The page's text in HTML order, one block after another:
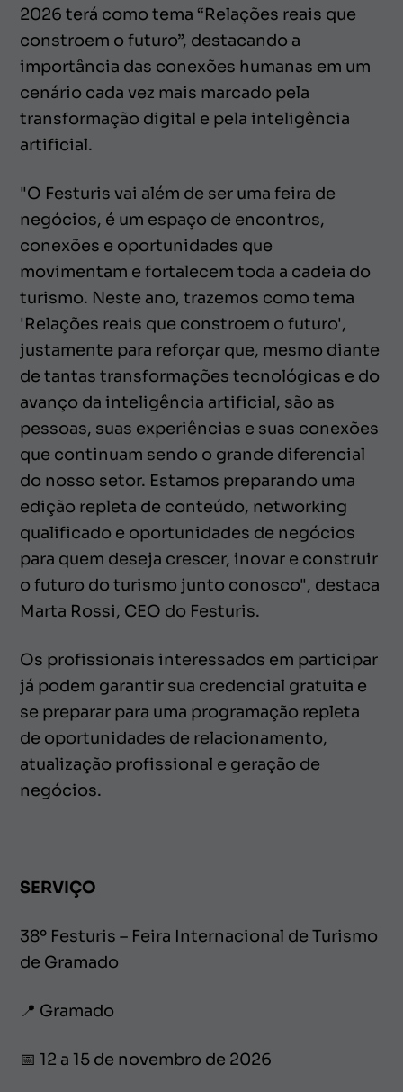
2026 terá como tema “Relações reais que
constroem o futuro”, destacando a
importância das conexões humanas em um
cenário cada vez mais marcado pela
transformação digital e pela inteligência
artificial.
"O Festuris vai além de ser uma feira de
negócios, é um espaço de encontros,
conexões e oportunidades que
movimentam e fortalecem toda a cadeia do
turismo. Neste ano, trazemos como tema
'Relações reais que constroem o futuro',
justamente para reforçar que, mesmo diante
de tantas transformações tecnológicas e do
avanço da inteligência artificial, são as
pessoas, suas experiências e suas conexões
que continuam sendo o grande diferencial
do nosso setor. Estamos preparando uma
edição repleta de conteúdo, networking
qualificado e oportunidades de negócios
para quem deseja crescer, inovar e construir
o futuro do turismo junto conosco", destaca
Marta Rossi, CEO do Festuris.
Os profissionais interessados em participar
já podem garantir sua credencial gratuita e
se preparar para uma programação repleta
de oportunidades de relacionamento,
atualização profissional e geração de
negócios.
SERVIÇO
38º Festuris – Feira Internacional de Turismo
de Gramado
📍 Gramado
📅 12 a 15 de novembro de 2026